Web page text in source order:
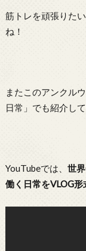
筋トレを頑張りた
ね！
またこのアンクル
日常」でも紹介し
YouTubeでは、 世
働く日常をVLOG形